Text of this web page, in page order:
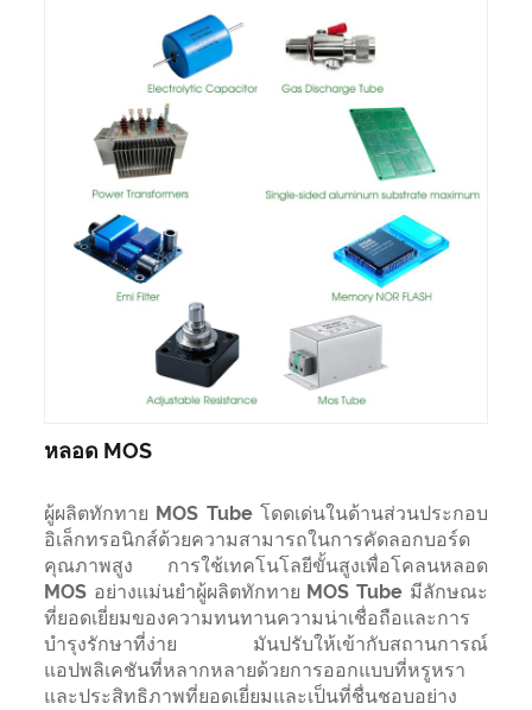
หลอด MOS
ผู้ผลิตทักทาย MOS Tube โดดเด่นในด้านส่วนประกอบ
อิเล็กทรอนิกส์ด้วยความสามารถในการคัดลอกบอร์ด
คุณภาพสูง การใช้เทคโนโลยีขั้นสูงเพื่อโคลนหลอด
MOS อย่างแม่นยำผู้ผลิตทักทาย MOS Tube มีลักษณะ
ที่ยอดเยี่ยมของความทนทานความน่าเชื่อถือและการ
บำรุงรักษาที่ง่าย มันปรับให้เข้ากับสถานการณ์
แอปพลิเคชันที่หลากหลายด้วยการออกแบบที่หรูหรา
และประสิทธิภาพที่ยอดเยี่ยมและเป็นที่ชื่นชอบอย่าง